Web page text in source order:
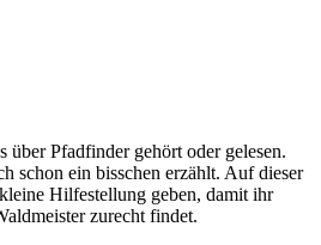
über Pfadfinder gehört oder gelesen.
schon ein bisschen erzählt. Auf dieser
Hilfestellung geben, damit ihr
zurecht findet.